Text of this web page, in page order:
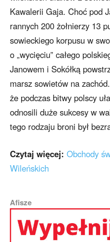
Kawalerii Gaja. Choć pod
rannych 200 żołnierzy 13
sowieckiego korpusu w
o „wycięciu” całego
Janowem i Sokółką
marsz sowietów na
że podczas bitwy polscy
odnosili duże sukcesy w
tego rodzaju broni był
Czytaj więcej: Obchody
Wileńskich
Afisze